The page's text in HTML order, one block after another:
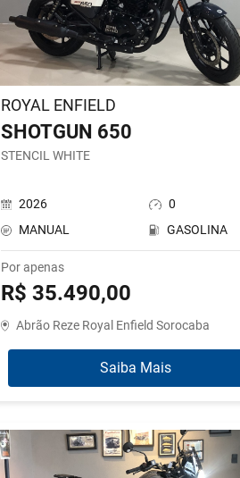
ROYAL ENFIELD
SHOTGUN 650
STENCIL WHITE
2026
0
MANUAL
GASOLINA
Por apenas
R$ 35.490,00
Abrão Reze Royal Enfield Sorocaba
Saiba Mais